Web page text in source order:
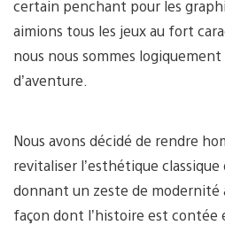
certain penchant pour les
aimions tous les jeux au fort
nous nous sommes
d’aventure.
Nous avons décidé de rendre
revitaliser l’esthétique classique
donnant un zeste de modernité
façon dont l’histoire est contée